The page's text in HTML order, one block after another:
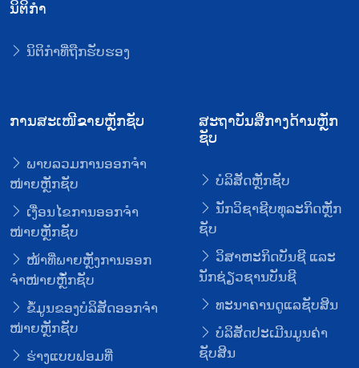
ນິຕິກໍາ
ນິຕິກໍາທີ່ຖືກຮັບຮອງ
ການສະເໜີຂາຍຫຼັກຊັບ
ພາບລວມການອອກຈໍາ
ໜ່າຍຫຼັກຊັບ
ເງື່ອນໄຂການອອກຈໍາ
ໜ່າຍຫຼັກຊັບ
ໜ້າທີ່ພາຍຫຼັງການອອກ
ຈໍາໜ່າຍຫຼັໍກຊັບ
ຂໍ້ມູນຂອງບໍລິສັດອອກຈໍາ
ໜ່າຍຫຼັກຊັບ
ຮ່າງແບບຟອມທີ່
ສະຖາບັນສື່ກາງດ້ານຫຼັກ
ຊັບ
ບໍລິສັດຫຼັກຊັບ
ນັກວິຊາຊີບທຸລະກິດຫຼັກ
ຊັບ
ວິສາຫະກິດບັນຊີ ແລະ
ນັກຊ່ຽວຊານບັນຊີ
ທະນາຄານດູແລຊັບສິນ
ບໍລິສັດປະເມີນມູນຄ່າ
ຊັບສິນ